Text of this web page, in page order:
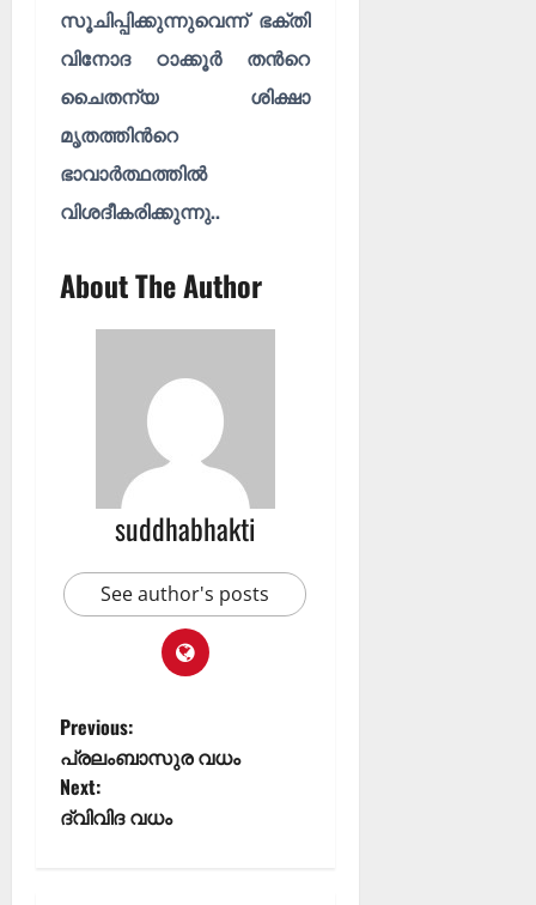
സൂചിപ്പിക്കുന്നുവെന്ന് ഭക്തി
വിനോദ ഠാക്കൂർ തൻറെ
ചൈതന്യ ശിക്ഷാ
മൃതത്തിൻറെ
ഭാവാർത്ഥത്തിൽ
വിശദീകരിക്കുന്നു..
About The Author
suddhabhakti
See author's posts
Previous:
പ്രലംബാസുര വധം
Next:
ദ്വിവിദ വധം